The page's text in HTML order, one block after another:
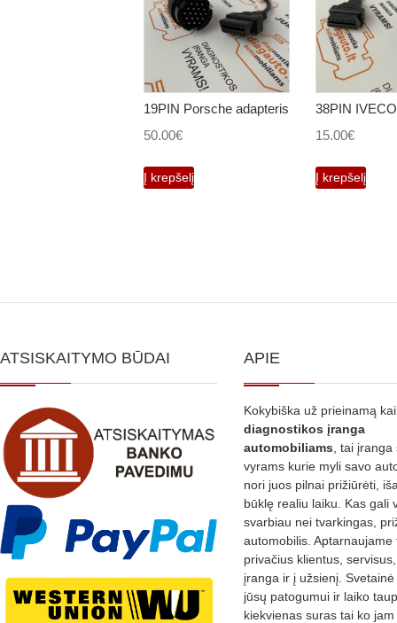
19PIN Porsche adapteris
50.00€
Į krepšelį
38PIN
15.00€
Į krepšelį
ATSISKAITYMO BŪDAI APIE
Kokybiška už prieinamą
diagnostikos įranga
automobiliams , tai
vyrams kurie myli savo
nori juos pilnai prižiūrėti,
būklę realiu laiku. Kas gali
svarbiau nei tvarkingas,
automobilis. Aptarnaujame
privačius klientus,
įranga ir į užsienį.
jūsų patogumui ir laiko
kiekvienas suras tai ko